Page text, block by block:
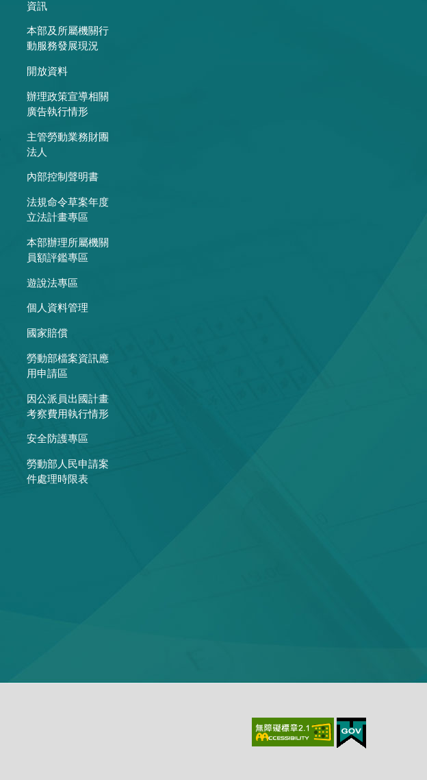
資訊
本部及所屬機關行
動服務發展現況
開放資料
辦理政策宣導相關
廣告執行情形
主管勞動業務財團
法人
內部控制聲明書
法規命令草案年度
立法計畫專區
本部辦理所屬機關
員額評鑑專區
遊說法專區
個人資料管理
國家賠償
勞動部檔案資訊應
用申請區
因公派員出國計畫
考察費用執行情形
安全防護專區
勞動部人民申請案
件處理時限表